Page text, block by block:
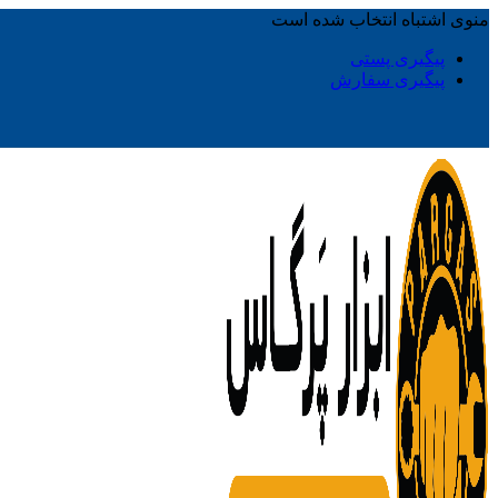
منوی اشتباه انتخاب شده است
پیگیری پستی
پیگیری سفارش